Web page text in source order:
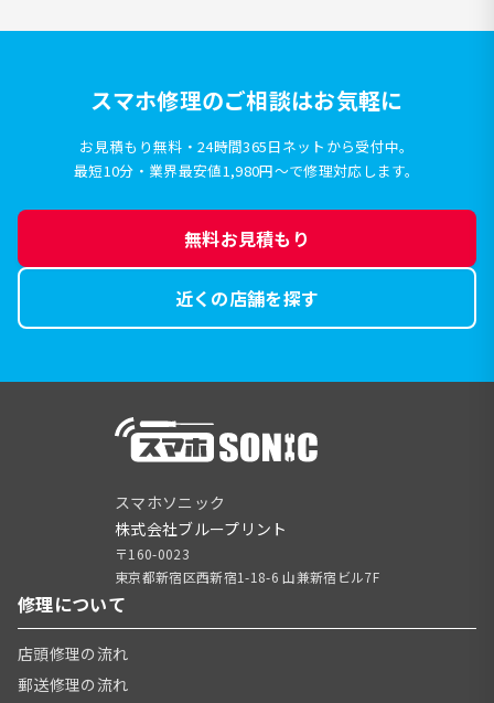
スマホ修理のご相談はお気軽に
お見積もり無料・24時間365日ネットから受付中。
最短10分・業界最安値1,980円〜で修理対応します。
無料お見積もり
近くの店舗を探す
スマホソニック
株式会社ブループリント
〒160-0023
東京都新宿区西新宿1-18-6 山兼新宿ビル7F
修理について
店頭修理の流れ
郵送修理の流れ